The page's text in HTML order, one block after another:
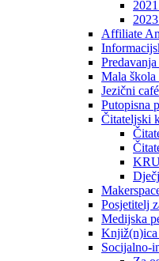
Affiliate
Mala škola
Jezični
Putopisna
Čitateljski
Posjetitelj
Medijska
Knjiž(n)ica
Socijalno-